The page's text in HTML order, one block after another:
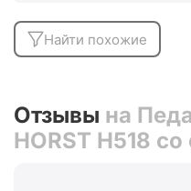
Найти похожие
Отзывы на
HORST H518